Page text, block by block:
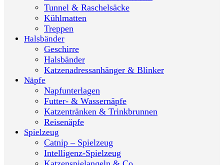
Tunnel & Raschelsäcke
Kühlmatten
Treppen
Halsbänder
Geschirre
Halsbänder
Katzenadressanhänger & Blinker
Näpfe
Napfunterlagen
Futter- & Wassernäpfe
Katzentränken & Trinkbrunnen
Reisenäpfe
Spielzeug
Catnip – Spielzeug
Intelligenz-Spielzeug